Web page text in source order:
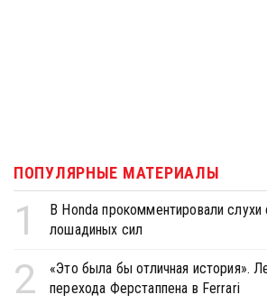
ПОПУЛЯРНЫЕ МАТЕРИАЛЫ
1
В Honda прокомментировали слухи
лошадиных сил
2
«Это была бы отличная история».
перехода Ферстаппена в Ferrari